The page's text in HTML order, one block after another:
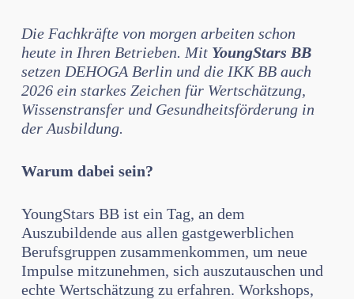
Die Fachkräfte von morgen arbeiten schon
heute in Ihren Betrieben. Mit YoungStars BB
setzen DEHOGA Berlin und die IKK BB auch
2026 ein starkes Zeichen für Wertschätzung,
Wissenstransfer und Gesundheitsförderung in
der Ausbildung.
Warum dabei sein?
YoungStars BB ist ein Tag, an dem
Auszubildende aus allen gastgewerblichen
Berufsgruppen zusammenkommen, um neue
Impulse mitzunehmen, sich auszutauschen und
echte Wertschätzung zu erfahren. Workshops,